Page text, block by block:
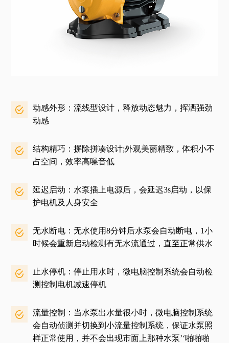
动感外形：流线型设计，释放动态魅力，挥洒强劲
动感
结构精巧：摒除拼凑设计;外观美丽精致，体积小不
占空间，效率高噪音低
延迟启动：水泵插上电源后，会延迟3s启动，以保
护电机及人身安全
无水断电：无水使用8分钟后水泵会自动断电，1小
时候会重新启动检测有无水流通过，直至正常供水
止水停机：停止用水时，微电脑控制系统会自动检
测控制电机减速停机
流量控制：当水泵出水量很小时，微电脑控制系统
会自动侦测并切换到小流量控制系统，保证水泵照
样正常使用，并不会出现市面上那种水泵’‘啪啪啪